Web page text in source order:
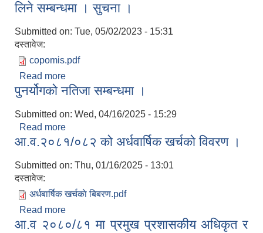
लिने सम्बन्धमा । सुचना ।
Submitted on: Tue, 05/02/2023 - 15:31
दस्तावेज:
copomis.pdf
Read more
लिने सम्बन्धमा । सुचना ।
पुनर्योगको नतिजा सम्बन्धमा ।
Submitted on: Wed, 04/16/2025 - 15:29
Read more
आ.व.२०८१/०८२ को अर्धवार्षिक खर्चको विवरण ।
Submitted on: Thu, 01/16/2025 - 13:01
दस्तावेज:
अर्धबार्षिक खर्चकाे बिबरण.pdf
Read more
आ.व २०८०/८१ मा प्रमुख प्रशासकीय अधिकृत र